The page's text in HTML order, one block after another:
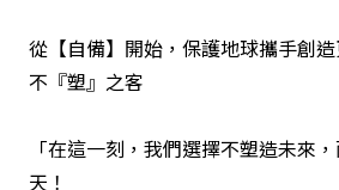
從【自備】開始，保護地球攜手創
不『塑』之客
「在這一刻，我們選擇不塑造未來
天！